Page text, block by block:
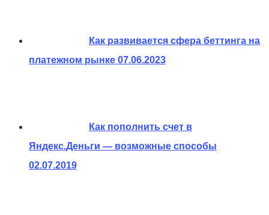
Как развивается сфера беттинга на
платежном рынке 07.06.2023
Как пополнить счет в
Яндекс.Деньги — возможные способы
02.07.2019